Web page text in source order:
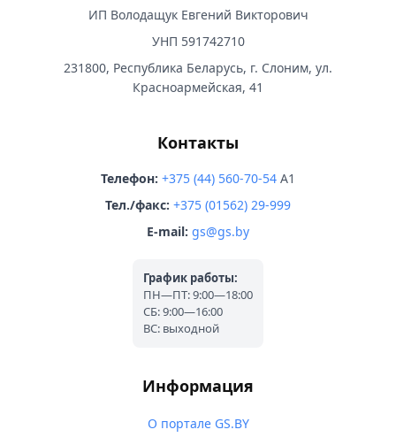
ИП Володащук Евгений Викторович
УНП 591742710
231800, Республика Беларусь, г. Слоним, ул.
Красноармейская, 41
Контакты
Телефон: +375 (44) 560-70-54 A1
Тел./факс: +375 (01562) 29-999
E-mail: gs@gs.by
График работы:
ПН—ПТ: 9:00—18:00
СБ: 9:00—16:00
ВС: выходной
Информация
О портале GS.BY